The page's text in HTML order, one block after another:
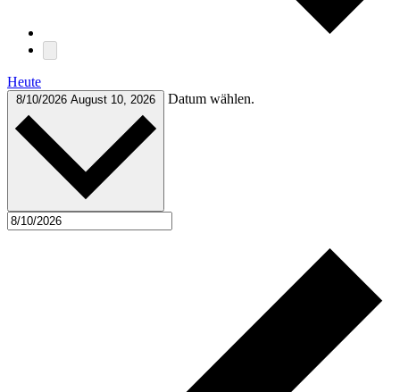
Heute
8/10/2026 August 10, 2026 Datum wählen.